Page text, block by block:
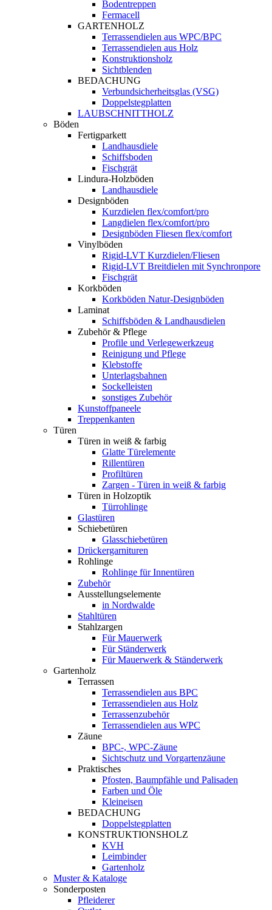
Bodentreppen
Fermacell
GARTENHOLZ
Terrassendielen aus WPC/BPC
Terrassendielen aus Holz
Konstruktionsholz
Sichtblenden
BEDACHUNG
Verbundsicherheitsglas (VSG)
Doppelstegplatten
LAUBSCHNITTHOLZ
Böden
Fertigparkett
Landhausdiele
Schiffsboden
Fischgrät
Lindura-Holzböden
Landhausdiele
Designböden
Kurzdielen flex/comfort/pro
Langdielen flex/comfort/pro
Designböden Fliesen flex/comfort
Vinylböden
Rigid-LVT Kurzdielen/Fliesen
Rigid-LVT Breitdielen mit Synchronpore
Fischgrät
Korkböden
Korkböden Natur-Designböden
Laminat
Schiffsböden & Landhausdielen
Zubehör & Pflege
Profile und Verlegewerkzeug
Reinigung und Pflege
Klebstoffe
Unterlagsbahnen
Sockelleisten
sonstiges Zubehör
Kunstoffpaneele
Treppenkanten
Türen
Türen in weiß & farbig
Glatte Türelemente
Rillentüren
Profiltüren
Zargen - Türen in weiß & farbig
Türen in Holzoptik
Türrohlinge
Glastüren
Schiebetüren
Glasschiebetüren
Drückergarnituren
Rohlinge
Rohlinge für Innentüren
Zubehör
Ausstellungselemente
in Nordwalde
Stahltüren
Stahlzargen
Für Mauerwerk
Für Ständerwerk
Für Mauerwerk & Ständerwerk
Gartenholz
Terrassen
Terrassendielen aus BPC
Terrassendielen aus Holz
Terrassenzubehör
Terrassendielen aus WPC
Zäune
BPC-, WPC-Zäune
Sichtschutz und Vorgartenzäune
Praktisches
Pfosten, Baumpfähle und Palisaden
Farben und Öle
Kleineisen
BEDACHUNG
Doppelstegplatten
KONSTRUKTIONSHOLZ
KVH
Leimbinder
Gartenholz
Muster & Kataloge
Sonderposten
Pfleiderer